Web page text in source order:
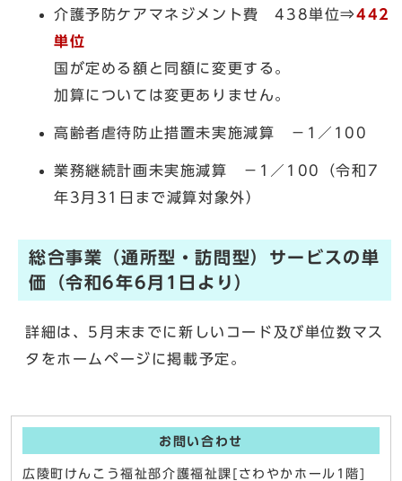
介護予防ケアマネジメント費 438単位⇒442
単位
国が定める額と同額に変更する。
加算については変更ありません。
高齢者虐待防止措置未実施減算 －1／100
業務継続計画未実施減算 －1／100（令和7
年3月31日まで減算対象外）
総合事業（通所型・訪問型）サービスの単
価（令和6年6月1日より）
詳細は、5月末までに新しいコード及び単位数マス
タをホームページに掲載予定。
お問い合わせ
広陵町けんこう福祉部介護福祉課[さわやかホール1階]